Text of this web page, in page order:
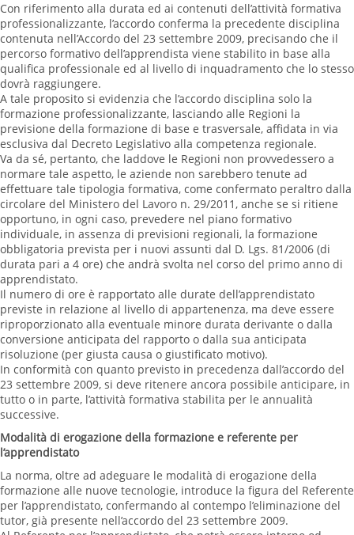
Con riferimento alla durata ed ai contenuti dell’attività formativa
professionalizzante, l’accordo conferma la precedente disciplina
contenuta nell’Accordo del 23 settembre 2009, precisando che il
percorso formativo dell’apprendista viene stabilito in base alla
qualifica professionale ed al livello di inquadramento che lo stesso
dovrà raggiungere.
A tale proposito si evidenzia che l’accordo disciplina solo la
formazione professionalizzante, lasciando alle Regioni la
previsione della formazione di base e trasversale, affidata in via
esclusiva dal Decreto Legislativo alla competenza regionale.
Va da sé, pertanto, che laddove le Regioni non provvedessero a
normare tale aspetto, le aziende non sarebbero tenute ad
effettuare tale tipologia formativa, come confermato peraltro dalla
circolare del Ministero del Lavoro n. 29/2011, anche se si ritiene
opportuno, in ogni caso, prevedere nel piano formativo
individuale, in assenza di previsioni regionali, la formazione
obbligatoria prevista per i nuovi assunti dal D. Lgs. 81/2006 (di
durata pari a 4 ore) che andrà svolta nel corso del primo anno di
apprendistato.
Il numero di ore è rapportato alle durate dell’apprendistato
previste in relazione al livello di appartenenza, ma deve essere
riproporzionato alla eventuale minore durata derivante o dalla
conversione anticipata del rapporto o dalla sua anticipata
risoluzione (per giusta causa o giustificato motivo).
In conformità con quanto previsto in precedenza dall’accordo del
23 settembre 2009, si deve ritenere ancora possibile anticipare, in
tutto o in parte, l’attività formativa stabilita per le annualità
successive.
Modalità di erogazione della formazione e referente per
l’apprendistato
La norma, oltre ad adeguare le modalità di erogazione della
formazione alle nuove tecnologie, introduce la figura del Referente
per l’apprendistato, confermando al contempo l’eliminazione del
tutor, già presente nell’accordo del 23 settembre 2009.